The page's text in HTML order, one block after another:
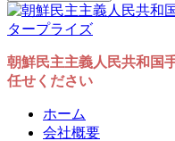
朝鮮民主主義人民共和国
任せください
ホーム
会社概要